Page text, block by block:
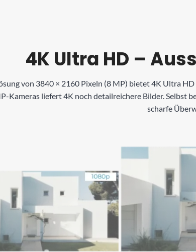
4K Ultra HD –
von 3840 × 2160 Pixeln (8 MP) bietet 4K Ultra
Kameras liefert 4K noch detailreichere Bilder. Selbst
scharfe